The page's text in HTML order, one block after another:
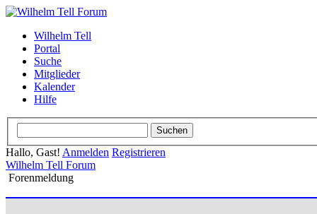
Wilhelm Tell
Portal
Suche
Mitglieder
Kalender
Hilfe
Hallo, Gast! Anmelden Registrieren
Wilhelm Tell Forum
Forenmeldung